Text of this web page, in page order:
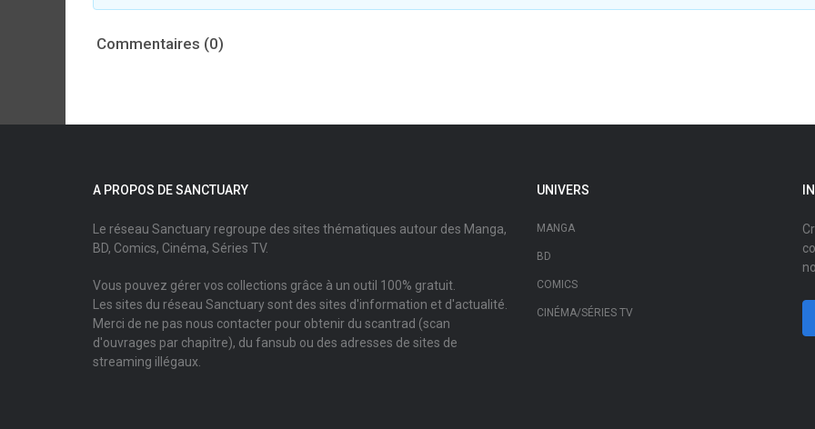
Commentaires (0)
A PROPOS DE SANCTUARY
Le réseau Sanctuary regroupe des sites thématiques autour des Manga,
BD, Comics, Cinéma, Séries TV.
Vous pouvez gérer vos collections grâce à un outil 100% gratuit.
Les sites du réseau Sanctuary sont des sites d'information et d'actualité.
Merci de ne pas nous contacter pour obtenir du scantrad (scan
d'ouvrages par chapitre), du fansub ou des adresses de sites de
streaming illégaux.
UNIVERS
MANGA
BD
COMICS
CINÉMA/SÉRIES TV